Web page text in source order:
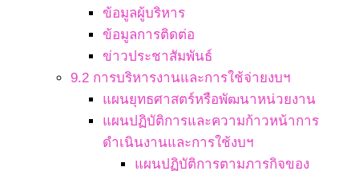
ข้อมูลผู้บริหาร
ข้อมูลการติดต่อ
ข่าวประชาสัมพันธ์
9.2 การบริหารงานและการใช้จ่ายงบฯ
แผนยุทธศาสตร์หรือพัฒนาหน่วยงาน
แผนปฏิบัติการและความก้าวหน้าการ
ดำเนินงานและการใช้งบฯ
แผนปฏิบัติการตามภารกิจของ